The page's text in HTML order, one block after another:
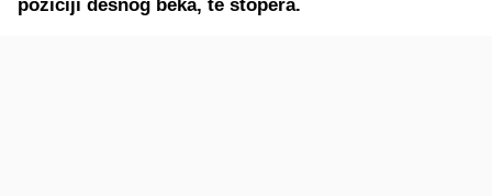
poziciji desnog beka, te štopera.